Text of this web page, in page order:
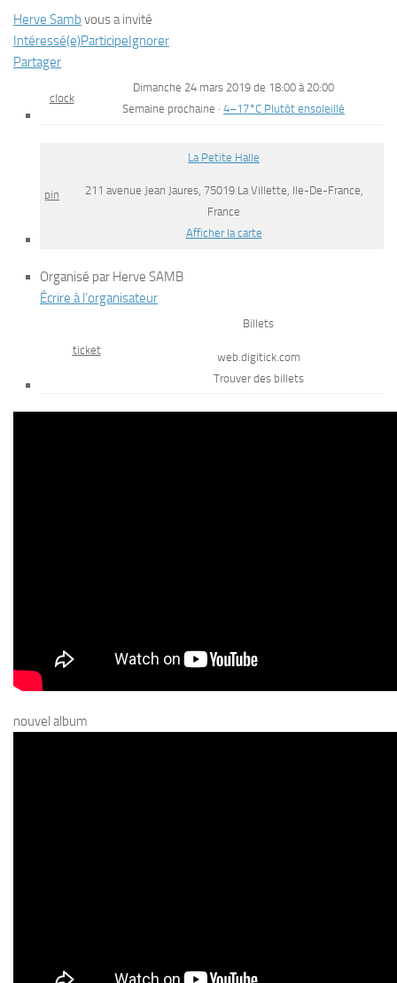
Herve Samb vous a invité
Intéressé(e)ParticipeIgnorer
Partager
clock
Dimanche 24 mars 2019 de 18:00 à 20:00
Semaine prochaine · 4–17°C Plutôt ensoleillé
pin
La Petite Halle
211 avenue Jean Jaures, 75019 La Villette, Ile-De-France,
France
Afficher la carte
Organisé par Herve SAMB
Écrire à l’organisateur
ticket
Billets
web.digitick.com
Trouver des billets
nouvel album